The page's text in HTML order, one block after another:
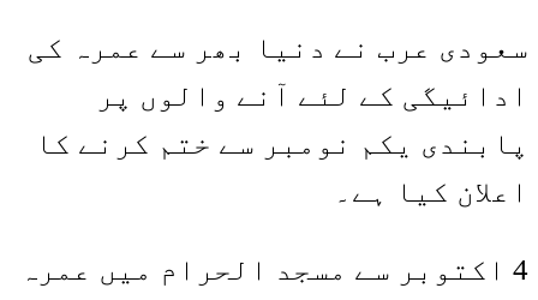
سعودی عرب نے دنیا بھر سے عمرہ کی
ادائیگی کے لئے آنے والوں پر
پابندی یکم نومبر سے ختم کرنے کا
اعلان کیا ہے۔
4 اکتوبر سے مسجد الحرام میں عمرہ